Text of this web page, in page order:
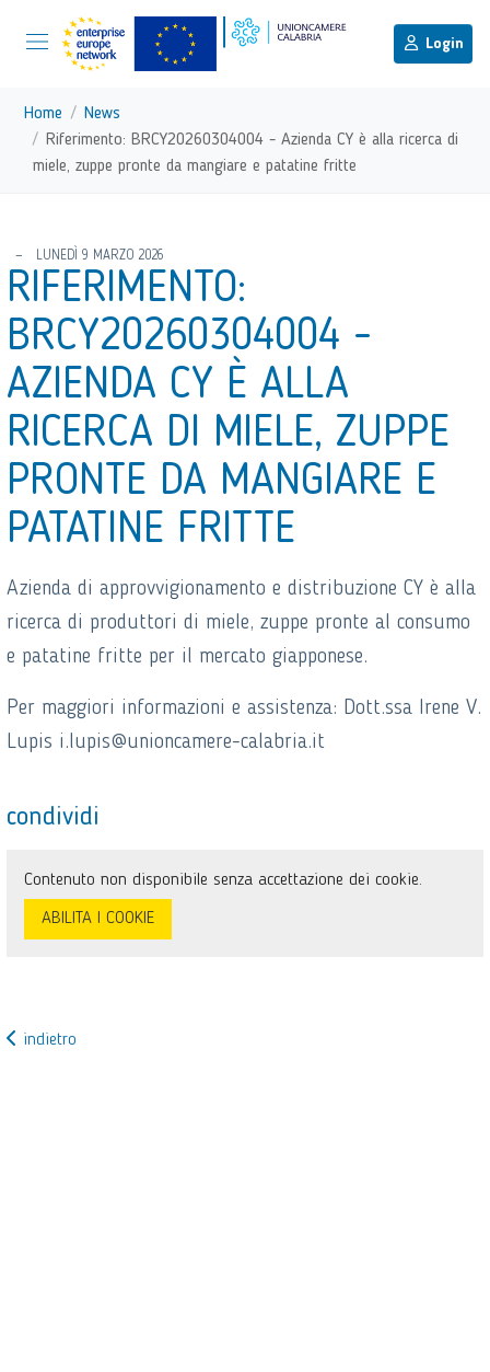
Vai ai contenuti
Login
torna al menu di scelta rapida
Menu di navigazione principale
Home
News
Riferimento: BRCY20260304004 - Azienda CY è alla ricerca di
miele, zuppe pronte da mangiare e patatine fritte
LUNEDÌ 9 MARZO 2026
RIFERIMENTO:
BRCY20260304004 -
AZIENDA CY È ALLA
RICERCA DI MIELE, ZUPPE
PRONTE DA MANGIARE E
PATATINE FRITTE
Azienda di approvvigionamento e distribuzione CY è alla
ricerca di produttori di miele, zuppe pronte al consumo
e patatine fritte per il mercato giapponese.
Per maggiori informazioni e assistenza: Dott.ssa Irene V.
Lupis i.lupis@unioncamere-calabria.it
condividi
Contenuto non disponibile senza accettazione dei cookie.
ABILITA I COOKIE
indietro